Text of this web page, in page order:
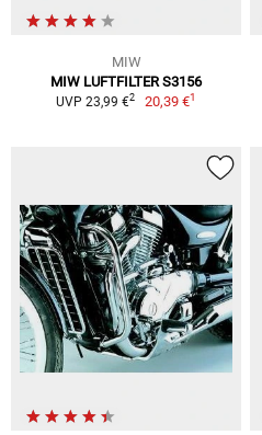
MIW
MIW LUFTFILTER S3156
UVP 23,99 €2 20,39 €1